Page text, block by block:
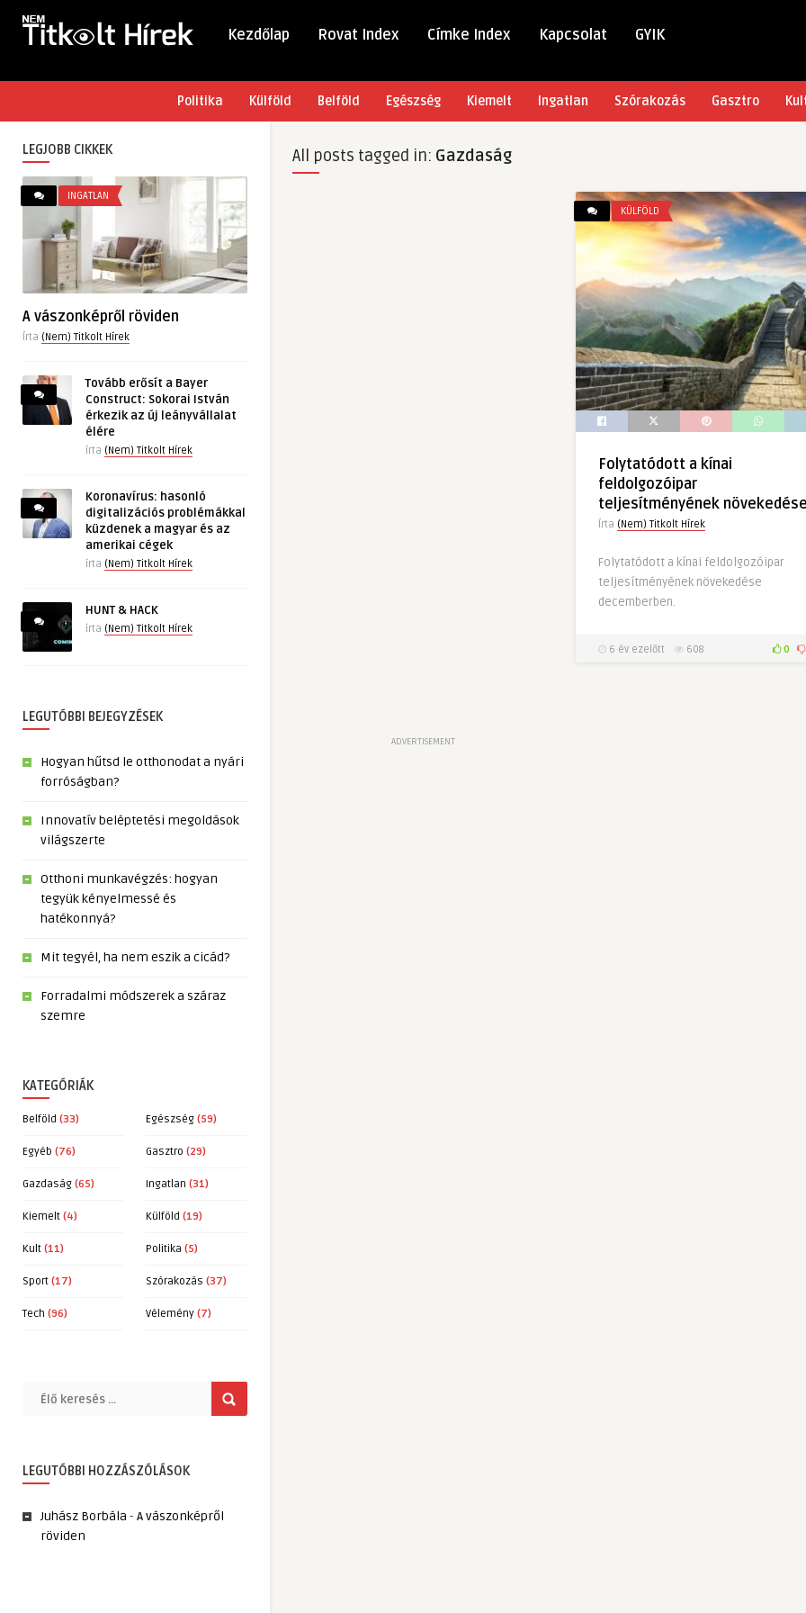
Kezdőlap Rovat Index Címke Index Kapcsolat GYIK
Politika Külföld Belföld Egészség Kiemelt Ingatlan Szórakozás Gasztro
LEGJOBB CIKKEK
INGATLAN
A vászonképről röviden
Írta (Nem) Titkolt Hírek
Tovább erősít a Bayer
Construct: Sokorai István
érkezik az új leányvállalat
élére
írta (Nem) Titkolt Hírek
Koronavírus: hasonló
digitalizációs problémákkal
küzdenek a magyar és az
amerikai cégek
írta (Nem) Titkolt Hírek
HUNT & HACK
írta (Nem) Titkolt Hírek
LEGUTÓBBI BEJEGYZÉSEK
Hogyan hűtsd le otthonodat a nyári
forróságban?
Innovatív beléptetési megoldások
világszerte
Otthoni munkavégzés: hogyan
tegyük kényelmessé és
hatékonnyá?
Mit tegyél, ha nem eszik a cicád?
Forradalmi módszerek a száraz
szemre
KATEGÓRIÁK
Belföld (33) Egészség (59)
Egyéb (76) Gasztro (29)
Gazdaság (65) Ingatlan (31)
Kiemelt (4) Külföld (19)
Kult (11) Politika (5)
Sport (17) Szórakozás (37)
Tech (96) Vélemény (7)
LEGUTÓBBI HOZZÁSZÓLÁSOK
Juhász Borbála - A vászonképről
röviden
All posts tagged in: Gazdaság
ADVERTISEMENT
KÜLFÖLD
Folytatódott a kínai
feldolgozóipar
teljesítményének
Írta (Nem) Titkolt Hírek
Folytatódott a kínai feldolgozóipar
teljesítményének növekedése
decemberben.
6 év ezelőtt 608 0